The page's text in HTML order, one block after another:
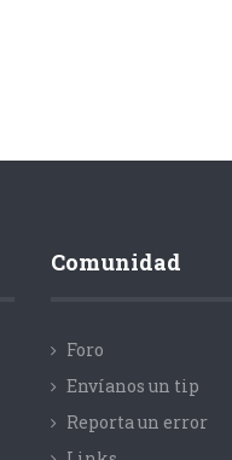
Comunidad
Foro
Envíanos un tip
Reporta un error